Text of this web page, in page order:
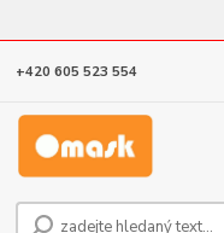
Eshop v
+420 605 523 554